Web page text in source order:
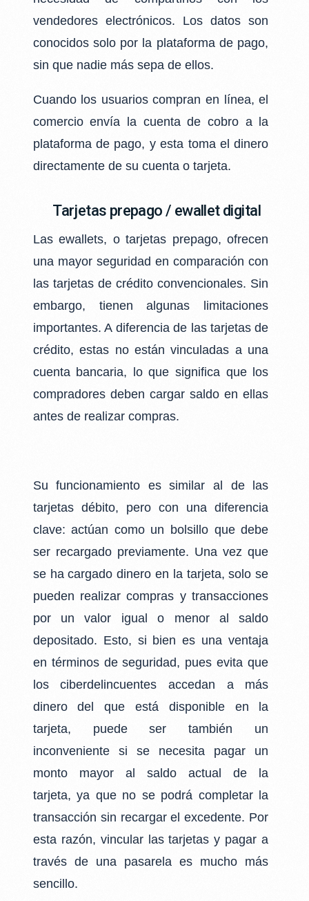
vendedores electrónicos. Los datos son
conocidos solo por la plataforma de pago,
sin que nadie más sepa de ellos.
Cuando los usuarios compran en línea, el
comercio envía la cuenta de cobro a la
plataformade pago, y esta toma el dinero
directamente de su cuenta o tarjeta.
Tarjetas prepago / ewallet digital
Las ewallets, o tarjetas prepago, ofrecen
una mayor seguridad en comparación con
las tarjetas de crédito convencionales. Sin
embargo, tienen algunas limitaciones
importantes. Adiferencia de las tarjetas de
crédito, estas no están vinculadas a una
cuenta bancaria, lo quesignifica que los
compradores deben cargar saldo en ellas
antes de realizar compras.
Su funcionamiento es similar al de las
tarjetas débito, pero con una diferencia
clave: actúan como un bolsillo que debe
ser recargado previamente. Una vez que
se ha cargado dinero en la tarjeta, solo se
pueden realizar compras y transacciones
por un valor igual o menor alsaldo
depositado. Esto, si bien es una ventaja
en términos de seguridad, pues evita que
losciberdelincuentes accedan a más
dinero del que está disponible en la
tarjeta, puede sertambién un
inconveniente si se necesita pagar un
monto mayor al saldo actual de la
tarjeta,ya que no se podrá completar la
transacción sin recargar el excedente. Por
esta razón, vincular las tarjetas y pagar a
través de una pasarela es mucho más
sencillo.